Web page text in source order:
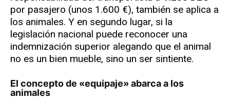
por pasajero (unos 1.600 €), también se aplica a
los animales. Y en segundo lugar, si la
legislación nacional puede reconocer una
indemnización superior alegando que el animal
no es un bien mueble, sino un ser sintiente.
El concepto de «equipaje» abarca a los
animales